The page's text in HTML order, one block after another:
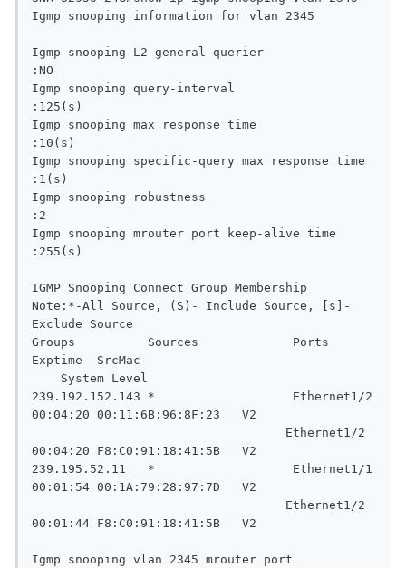
Igmp snooping information for vlan 2345
Igmp snooping L2 general querier
:NO
Igmp snooping query-interval
:125(s)
Igmp snooping max response time
:10(s)
Igmp snooping specific-query max response time
:1(s)
Igmp snooping robustness
:2
Igmp snooping mrouter port keep-alive time
:255(s)
IGMP Snooping Connect Group Membership
Note:*-All Source, (S)- Include Source, [s]-
Exclude Source
Groups          Sources             Ports
Exptime  SrcMac
239.192.152.143 *                   Ethernet1/2
00:04:20 00:11:6B:96:8F:23   V2
00:04:20 F8:C0:91:18:41:5B   V2
239.195.52.11   *                   Ethernet1/1
00:01:54 00:1A:79:28:97:7D   V2
00:01:44 F8:C0:91:18:41:5B   V2
Igmp snooping vlan 2345 mrouter port